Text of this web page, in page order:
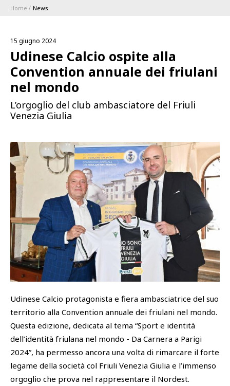
1896 MEMBERSHIP PROGRAM
STAGIONE
Coppa Italia
Calendari e Risultati
Classifiche
CLUB
Academy
Cattedra Universidad Europea
Esports
MEETING CENTER
SPONSOR
SQUADRE
SHOP
PHOTOGALLERY
Home News
15 giugno 2024
Udinese Calcio ospite alla
Convention annuale dei friulani
nel mondo
L’orgoglio del club ambasciatore del Friuli
Venezia Giulia
Udinese Calcio protagonista e fiera ambasciatrice del suo
territorio alla Convention annuale dei friulani nel mondo.
Questa edizione, dedicata al tema “Sport e identità
dell’identità friulana nel mondo - Da Carnera a Parigi
2024”, ha permesso ancora una volta di rimarcare il forte
legame della società col Friuli Venezia Giulia e l’immenso
orgoglio che prova nel rappresentare il Nordest.